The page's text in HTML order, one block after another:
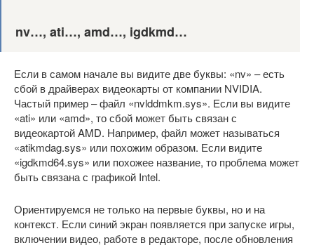
nv…, ati…, amd…, igdkmd…
Если в самом начале вы видите две буквы: «nv» – есть
сбой в драйверах видеокарты от компании NVIDIA.
Частый пример – файл «nvlddmkm.sys». Если вы видите
«ati» или «amd», то сбой может быть связан с
видеокартой AMD. Например, файл может называться
«atikmdag.sys» или похожим образом. Если видите
«igdkmd64.sys» или похожее название, то проблема может
быть связана с графикой Intel.
Ориентируемся не только на первые буквы, но и на
контекст. Если синий экран появляется при запуске игры,
включении видео, работе в редакторе, после обновления